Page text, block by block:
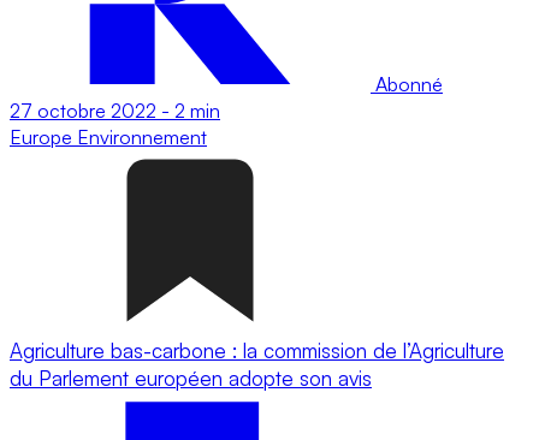
Abonné
27 octobre 2022 - 2 min
Europe Environnement
Agriculture bas-carbone : la commission de l’Agriculture
du Parlement européen adopte son avis